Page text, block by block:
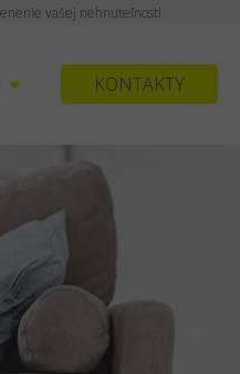
vašej nehnuteľnosti
KONTAKTY
trhu